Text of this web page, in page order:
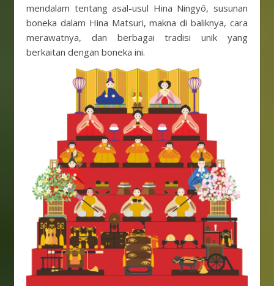
mendalam tentang asal-usul Hina Ningyō, susunan
boneka dalam Hina Matsuri, makna di baliknya, cara
merawatnya, dan berbagai tradisi unik yang
berkaitan dengan boneka ini.